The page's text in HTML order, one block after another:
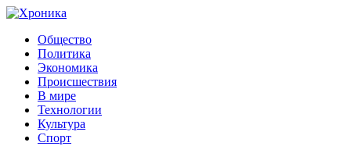
Общество
Политика
Экономика
Происшествия
В мире
Технологии
Культура
Спорт